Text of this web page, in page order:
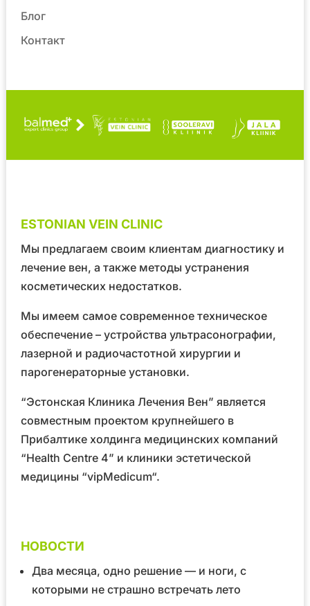
Блог
Контакт
ESTONIAN VEIN CLINIC
Мы предлагаем своим клиентам диагностику и
лечение вен, а также методы устранения
косметических недостатков.
Мы имеем самое современное техническое
обеспечение – устройства ультрасонографии,
лазерной и радиочастотной хирургии и
парогенераторные установки.
“Эстонская Клиника Лечения Вен” является
совместным проектом крупнейшего в
Прибалтике холдинга медицинских компаний
“Health Centre 4” и клиники эстетической
медицины “vipMedicum“.
НОВОСТИ
Два месяца, одно решение — и ноги, с
которыми не страшно встречать лето